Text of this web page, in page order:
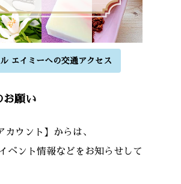
エイミーへの交通アクセス
願い
カウント】からは、
ベント情報などをお知らせして